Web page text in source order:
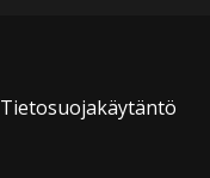
Tietosuojakäytäntö